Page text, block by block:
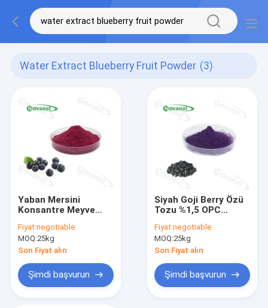
Water Extract Blueberry Fruit Powder (3)
Yaban Mersini
Konsantre Meyve
Lezzet / Suda
Çözünür / Temiz
Etiket
Fiyat:negotiable
MOQ:25kg
Son Fiyat alın
Şimdi başvurun
Siyah Goji Berry Özü
Tozu %1,5 OPC
/ Anti-Oksidan
Bileşen
Fiyat:negotiable
MOQ:25kg
Son Fiyat alın
Şimdi başvurun